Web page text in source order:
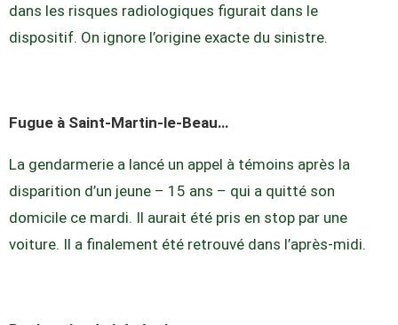
dans les risques radiologiques figurait dans le
dispositif. On ignore l’origine exacte du sinistre.
Fugue à Saint-Martin-le-Beau…
La gendarmerie a lancé un appel à témoins après la
disparition d’un jeune – 15 ans – qui a quitté son
domicile ce mardi. Il aurait été pris en stop par une
voiture. Il a finalement été retrouvé dans l’après-midi.